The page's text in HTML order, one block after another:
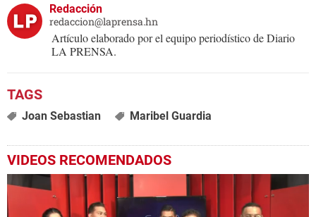
Redacción
redaccion@laprensa.hn
Artículo elaborado por el equipo periodístico de Diario
LA PRENSA.
Joan Sebastian Maribel Guardia
VIDEOS RECOMENDADOS